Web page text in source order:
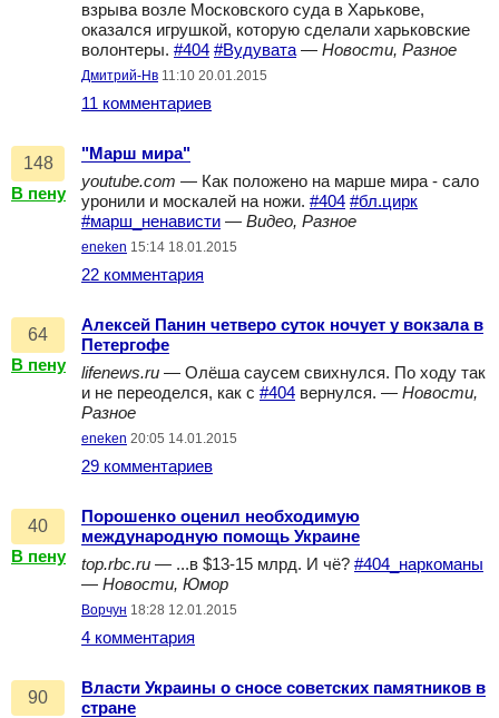
взрыва возле Московского суда в Харькове,
оказался игрушкой, которую сделали харьковские
волонтеры. #404 #Вудувата — Новости, Разное
Дмитрий-Нв 11:10 20.01.2015
11 комментариев
148
В пену
"Марш мира"
youtube.com — Как положено на марше мира - сало
уронили и москалей на ножи. #404 #бл.цирк
#марш_ненависти — Видео, Разное
eneken 15:14 18.01.2015
22 комментария
64
В пену
Алексей Панин четверо суток ночует у вокзала в
Петергофе
lifenews.ru — Олёша саусем свихнулся. По ходу так
и не переоделся, как с #404 вернулся. — Новости,
Разное
eneken 20:05 14.01.2015
29 комментариев
40
В пену
Порошенко оценил необходимую
международную помощь Украине
top.rbc.ru — ...в $13-15 млрд. И чё? #404_наркоманы
— Новости, Юмор
Ворчун 18:28 12.01.2015
4 комментария
90
Власти Украины о сносе советских памятников в
стране